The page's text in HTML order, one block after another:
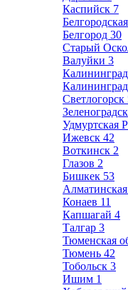
Каспийск 7
Белгород 30
Старый
Валуйки 3
Калининград
Светлогорск
Зеленоградск
Удмуртская
Ижевск 42
Воткинск 2
Глазов 2
Бишкек 53
Алматинская
Конаев 11
Капшагай 4
Талгар 3
Тюменская
Тюмень 42
Тобольск 3
Ишим 1